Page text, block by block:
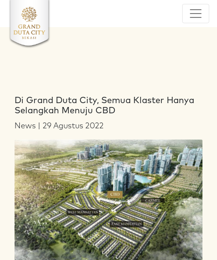
Di Grand Duta City, Semua Klaster Hanya
Selangkah Menuju CBD
News | 29 Agustus 2022